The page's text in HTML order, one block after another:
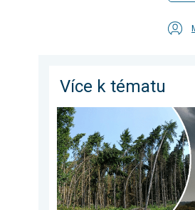
Více k tématu
Novoborsko zpustošil